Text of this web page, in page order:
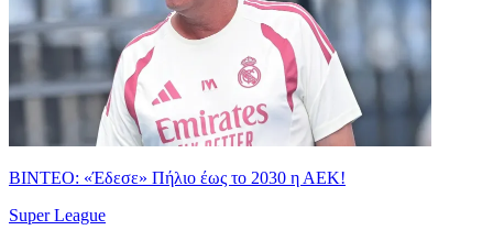
ΒΙΝΤΕΟ: «Έδεσε» Πήλιο έως το 2030 η ΑΕΚ!
Super League